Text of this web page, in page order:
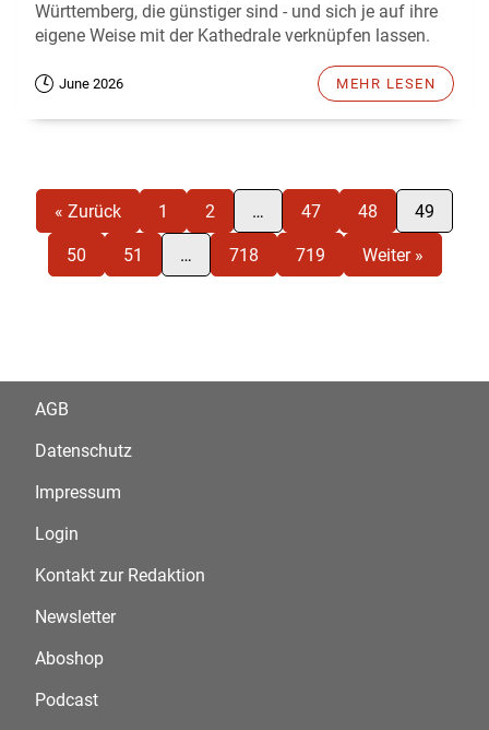
Württemberg, die günstiger sind - und sich je auf ihre
eigene Weise mit der Kathedrale verknüpfen lassen.
June 2026 MEHR LESEN
« Zurück 1 2 … 47 48 49
50 51 … 718 719 Weiter »
AGB
Datenschutz
Impressum
Login
Kontakt zur Redaktion
Newsletter
Aboshop
Podcast